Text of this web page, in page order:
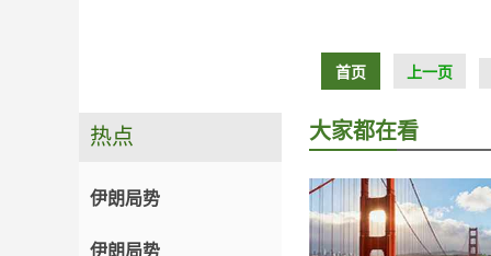
首页 上一页
热点
伊朗局势
伊朗局势
大家都在看